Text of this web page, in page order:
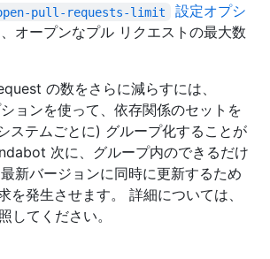
pull-requests-limit
設定オプシ
オープンなプル リクエストの最大数
の数をさらに減らすには、
ョンを使って、依存関係のセットを
ステムごとに) グループ化することが
次に、グループ内のできるだけ
新バージョンに同時に更新するため
を発生させます。 詳細については、
してください。